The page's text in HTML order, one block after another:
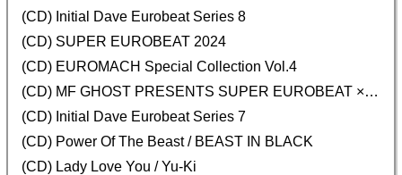
(CD) Initial Dave Eurobeat Series 8
(CD) SUPER EUROBEAT 2024
(CD) EUROMACH Special Collection Vol.4
(CD) MF GHOST PRESENTS SUPER EUROBEAT × ORIGINAL SOUNDTRACK NEW COLLECTION
(CD) Initial Dave Eurobeat Series 7
(CD) Power Of The Beast / BEAST IN BLACK
(CD) Lady Love You / Yu-Ki